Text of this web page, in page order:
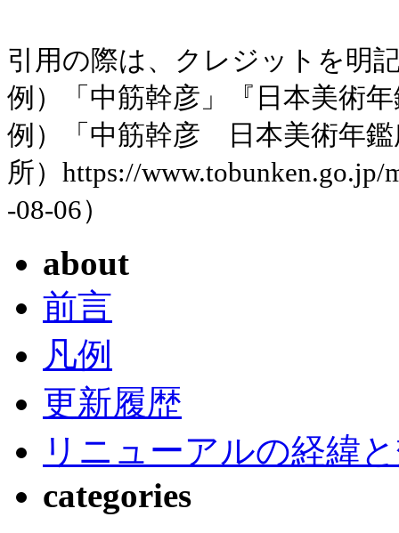
引用の際は、クレジットを明
例）「中筋幹彦」『日本美術
例）「中筋幹彦 日本美術年鑑
所）https://
-08-06）
about
前言
凡例
更新履歴
リニューアルの経緯
categories